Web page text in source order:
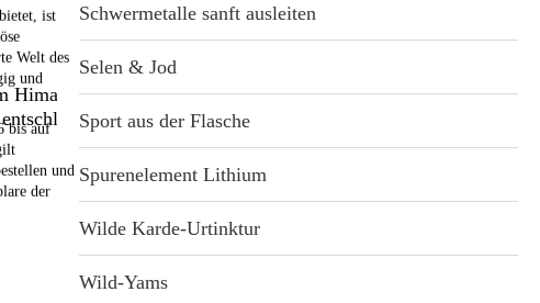
Himalaja neu entdeckt“! Lesen Sie hier, wie ein Physiker das Ur-
hat und warum dieses Wissen uns hilft, bei bester
ist
Welt des
und
bis auf
und
der
Schwermetalle sanft ausleiten
Selen & Jod
Sport aus der Flasche
Spurenelement Lithium
Wilde Karde-Urtinktur
Wild-Yams